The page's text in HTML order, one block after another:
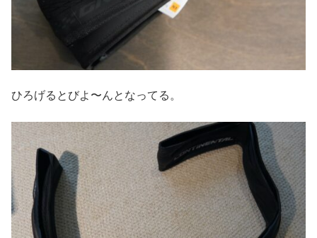
ひろげるとびよ〜んとなってる。